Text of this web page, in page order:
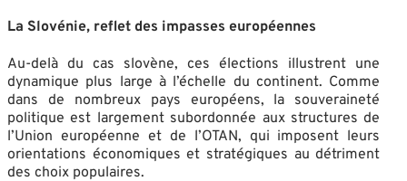
La Slovénie, reflet des impasses européennes
Au-delà du cas slovène, ces élections illustrent une
dynamique plus large à l’échelle du continent. Comme
dans de nombreux pays européens, la souveraineté
politique est largement subordonnée aux structures de
l’Union européenne et de l’OTAN, qui imposent leurs
orientations économiques et stratégiques au détriment
des choix populaires.